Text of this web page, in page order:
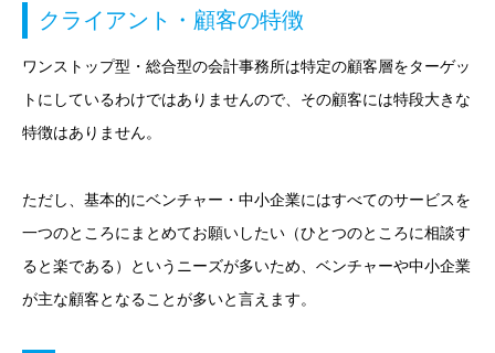
クライアント・顧客の特徴
ワンストップ型・総合型の会計事務所は特定の顧客層をターゲッ
トにしているわけではありませんので、その顧客には特段大きな
特徴はありません。
ただし、基本的にベンチャー・中小企業にはすべてのサービスを
一つのところにまとめてお願いしたい（ひとつのところに相談す
ると楽である）というニーズが多いため、ベンチャーや中小企業
が主な顧客となることが多いと言えます。